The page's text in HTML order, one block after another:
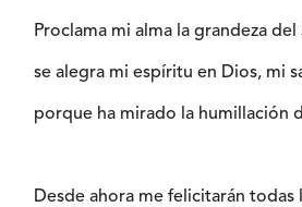
Proclama mi alma la grandeza del
se alegra mi espíritu en Dios, mi
porque ha mirado la humillación
Desde ahora me felicitarán todas